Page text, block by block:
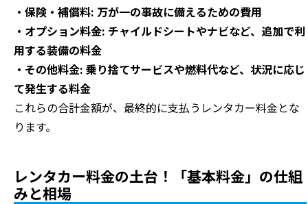
・保険・補償料: 万が一の事故に備えるための費用
・オプション料金: チャイルドシートやナビなど、追加で利
用する装備の料金
・その他料金: 乗り捨てサービスや燃料代など、状況に応じ
て発生する料金
これらの合計金額が、最終的に支払うレンタカー料金とな
ります。
レンタカー料金の土台！「基本料金」の仕組
みと相場